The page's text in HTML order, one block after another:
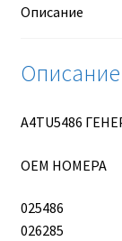
Описание
Описание
A4TU5486
OEM НОМЕРА
025486
026285